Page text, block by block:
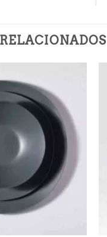
Añadir
a la
lista de
deseos